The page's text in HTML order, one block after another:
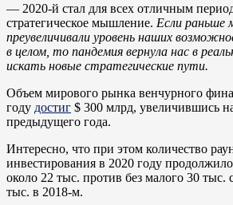
— 2020-й стал для всех отличным
стратегическое мышление. Если раньше
преувеличивали уровень наших
в целом, то пандемия вернула нас в
искать новые стратегические пути.
Объем мирового рынка венчурного
году достиг $ 300 млрд, увеличившись
предыдущего года.
Интересно, что при этом количество
инвестирования в 2020 году
около 22 тыс. против без малого 30 тыс.
тыс. в 2018-м.